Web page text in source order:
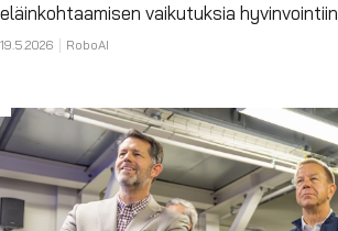
eläinkohtaamisen vaikutuksia hyvinvointiin
19.5.2026 RoboAI